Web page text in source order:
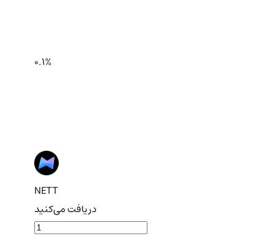
0.1%
NETT
دریافت می‌کنید